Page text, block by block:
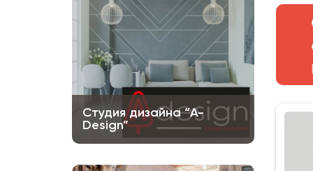
Студия дизайна “A-
Design”